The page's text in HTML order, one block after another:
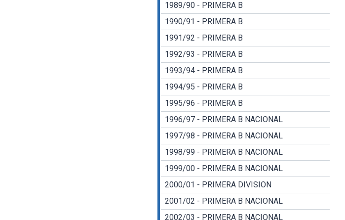
1989/90 - PRIMERA B
1990/91 - PRIMERA B
1991/92 - PRIMERA B
1992/93 - PRIMERA B
1993/94 - PRIMERA B
1994/95 - PRIMERA B
1995/96 - PRIMERA B
1996/97 - PRIMERA B NACIONAL
1997/98 - PRIMERA B NACIONAL
1998/99 - PRIMERA B NACIONAL
1999/00 - PRIMERA B NACIONAL
2000/01 - PRIMERA DIVISION
2001/02 - PRIMERA B NACIONAL
2002/03 - PRIMERA B NACIONAL